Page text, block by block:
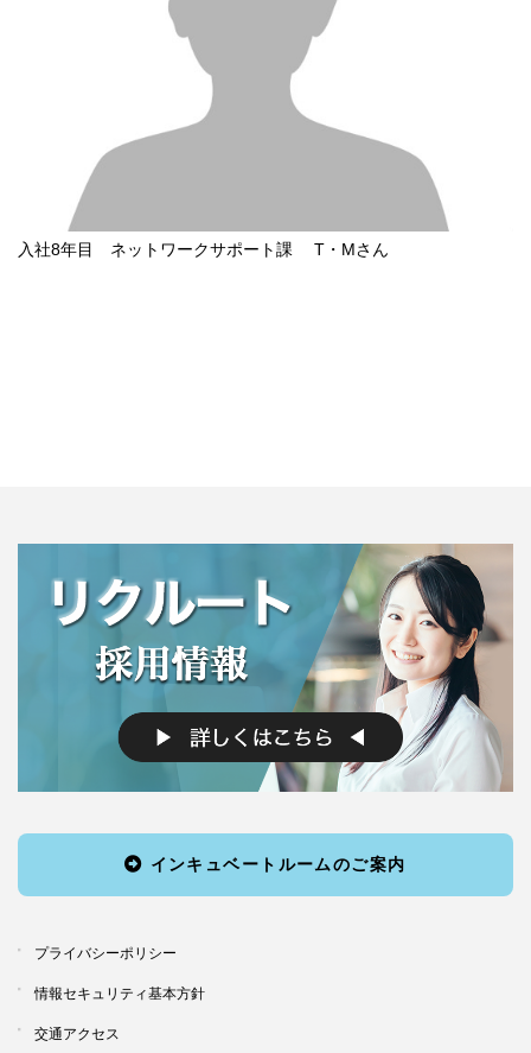
入社8年目 ネットワークサポート課 T・Mさん
インキュベートルームのご案内
プライバシーポリシー
情報セキュリティ基本方針
交通アクセス